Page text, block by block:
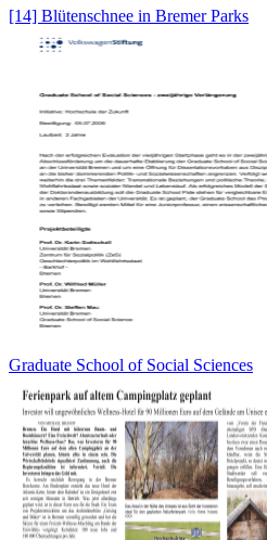
[14] Blütenschnee in Bremer Parks
Graduate School of Social Sciences